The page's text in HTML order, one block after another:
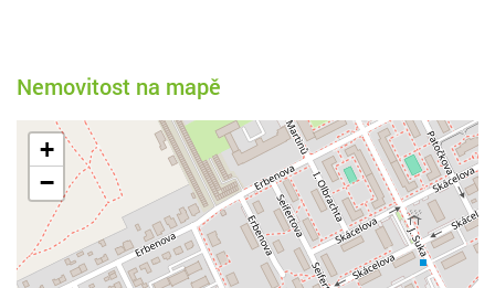
Nemovitost na mapě
+
−